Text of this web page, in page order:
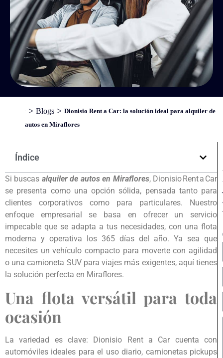
> Blogs > Dionisio Rent a Car: la solución ideal para alquiler de
autos en Miraflores
Índice
Si buscas alquiler de autos en Miraflores, Dionisio Rent a Car
se presenta como una opción sólida, pensada tanto para
clientes corporativos como para particulares. Nuestro
enfoque empresarial se basa en ofrecer un servicio
impecable que se adapta a tus necesidades, con una flota
moderna y operativa los 365 días del año. Ya sea que
necesites un vehículo compacto para moverte con agilidad
o una camioneta SUV para viajes más exigentes, aquí tienes
la solución perfecta en Miraflores.
Una flota versátil para toda
ocasión
La variedad es clave: Dionisio Rent a Car cuenta con
automóviles ideales para el uso diario, camionetas pickups